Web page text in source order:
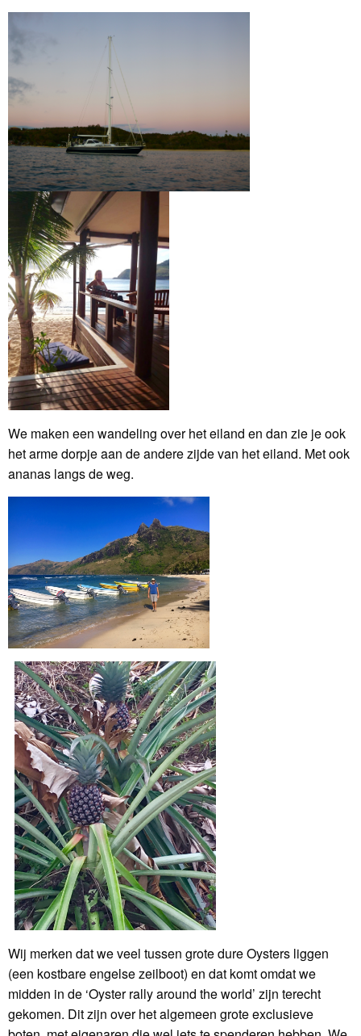
We maken een wandeling over het eiland en dan zie je ook
het arme dorpje aan de andere zijde van het eiland. Met ook
ananas langs de weg.
Wij merken dat we veel tussen grote dure Oysters liggen
(een kostbare engelse zeilboot) en dat komt omdat we
midden in de ‘Oyster rally around the world’ zijn terecht
gekomen. Dit zijn over het algemeen grote exclusieve